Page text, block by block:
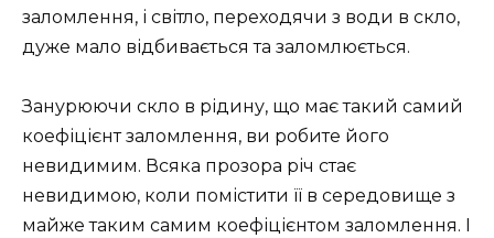
заломлення, і світло, переходячи з води в скло,
дуже мало відбивається та заломлюється.
Занурюючи скло в рідину, що має такий самий
коефіцієнт заломлення, ви робите його
невидимим. Всяка прозора річ стає
невидимою, коли помістити її в середовище з
майже таким самим коефіцієнтом заломлення. І